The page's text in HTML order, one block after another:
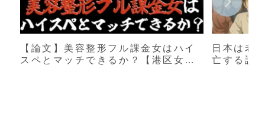
【論文】美容整形フル課金女はハイ
スペとマッチできるか？【港区女
日本は老
亡する説